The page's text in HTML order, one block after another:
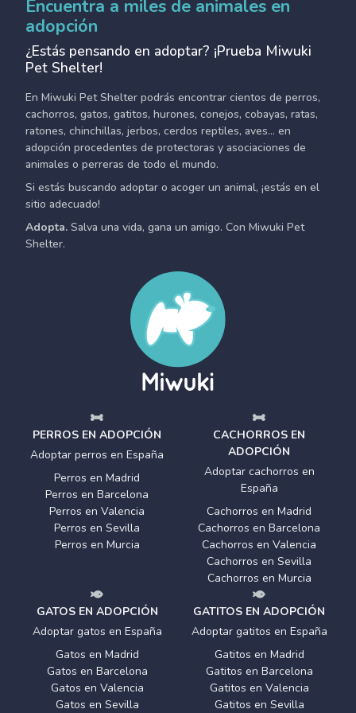
Encuentra a miles de animales en
adopción
¿Estás pensando en adoptar? ¡Prueba Miwuki
Pet Shelter!
En Miwuki Pet Shelter podrás encontrar cientos de perros,
cachorros, gatos, gatitos, hurones, conejos, cobayas, ratas,
ratones, chinchillas, jerbos, cerdos reptiles, aves... en
adopción procedentes de protectoras y asociaciones de
animales o perreras de todo el mundo.
Si estás buscando adoptar o acoger un animal, ¡estás en el
sitio adecuado!
Adopta. Salva una vida, gana un amigo. Con Miwuki Pet
Shelter.
PERROS EN ADOPCIÓN
Adoptar perros en España
Perros en Madrid
Perros en Barcelona
Perros en Valencia
Perros en Sevilla
Perros en Murcia
CACHORROS EN
ADOPCIÓN
Adoptar cachorros en
España
Cachorros en Madrid
Cachorros en Barcelona
Cachorros en Valencia
Cachorros en Sevilla
Cachorros en Murcia
GATOS EN ADOPCIÓN
Adoptar gatos en España
Gatos en Madrid
Gatos en Barcelona
Gatos en Valencia
Gatos en Sevilla
GATITOS EN ADOPCIÓN
Adoptar gatitos en España
Gatitos en Madrid
Gatitos en Barcelona
Gatitos en Valencia
Gatitos en Sevilla